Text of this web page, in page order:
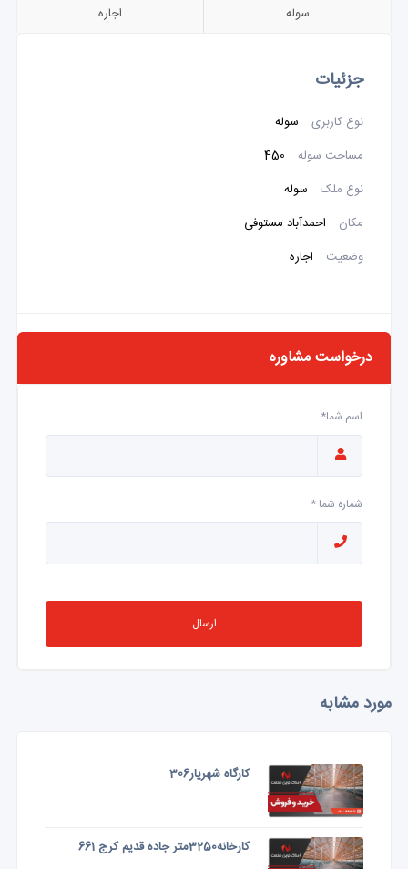
سوله اجاره
جزئیات
نوع کاربری
سوله
مساحت سوله
نوع ملک
سوله
مکان
احمدآباد مستوفی
وضعیت
اجاره
درخواست مشاوره
اسم شما*
شماره شما *
ارسال
مورد مشابه
کارگاه شهریار306
کارخانه3250متر جاده قدیم کرج 661